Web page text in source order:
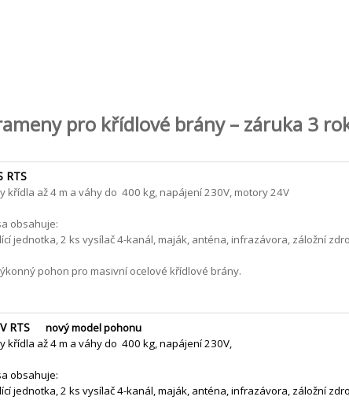
pro křídlové brány – záruka 3
RTS
křídla až 4 m a váhy do 400 kg, napájení 230V, motory 24V
obsahuje:
jednotka, 2 ks vysílač 4-kanál, maják, anténa, infrazávora, záložní
pohon pro masivní ocelové křídlové brány.
RTS nový model pohonu
křídla až 4 m a váhy do 400 kg, napájení 230V,
obsahuje:
jednotka, 2 ks vysílač 4-kanál, maják, anténa, infrazávora, záložní